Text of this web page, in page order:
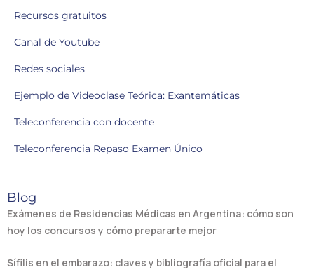
Recursos gratuitos
Canal de Youtube
Redes sociales
Ejemplo de Videoclase Teórica: Exantemáticas
Teleconferencia con docente
Teleconferencia Repaso Examen Único
Blog
Exámenes de Residencias Médicas en Argentina: cómo son
hoy los concursos y cómo prepararte mejor
Sífilis en el embarazo: claves y bibliografía oficial para el